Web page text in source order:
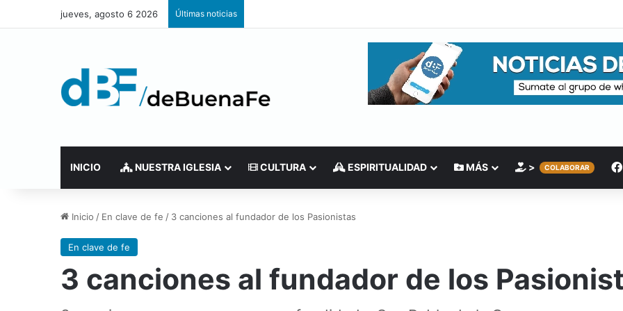
jueves, agosto 6 2026 Últimas noticias
INICIO NUESTRA IGLESIA CULTURA ESPIRITUALIDAD MÁS > COLABORAR
Inicio / En clave de fe / 3 canciones al fundador de los Pasionistas
En clave de fe
3 canciones al fundador de los